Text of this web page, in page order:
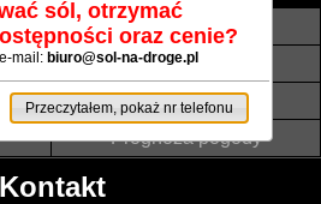
Transport luzem
Płatność
Atesty i referencje
Prognoza pogody
Kontakt
sól, otrzymać
oraz cenie?
mail: biuro@sol-na-droge.pl
Przeczytałem, pokaż nr telefonu